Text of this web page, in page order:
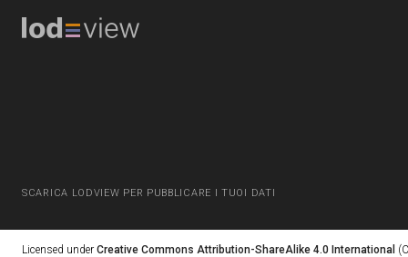
SCARICA LODVIEW PER PUBBLICARE I TUOI DATI
Licensed under Creative Commons Attribution-ShareAlike 4.0 International